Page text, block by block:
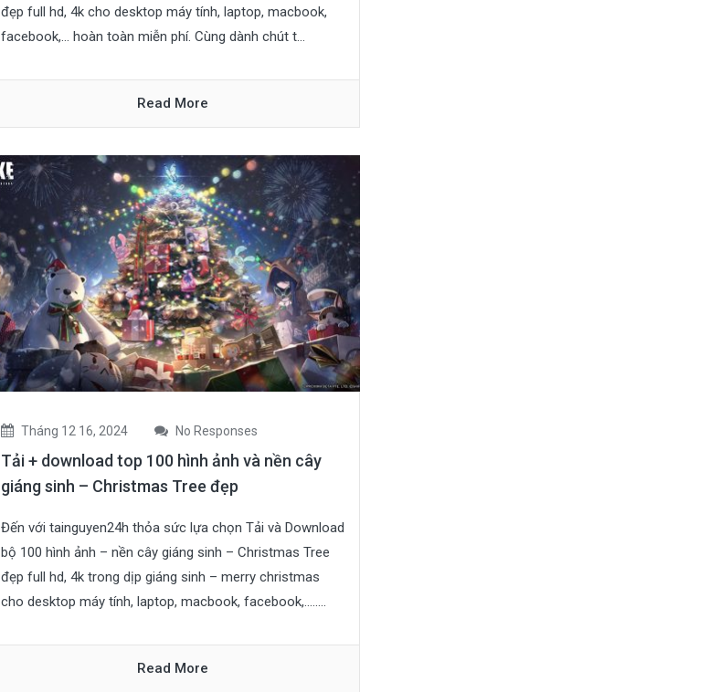
đẹp full hd, 4k cho desktop máy tính, laptop, macbook,
facebook,… hoàn toàn miễn phí. Cùng dành chút t...
Read More
Tháng 12 16, 2024 No Responses
Tải + download top 100 hình ảnh và nền cây
giáng sinh – Christmas Tree đẹp
Đến với tainguyen24h thỏa sức lựa chọn Tải và Download
bộ 100 hình ảnh – nền cây giáng sinh – Christmas Tree
đẹp full hd, 4k trong dịp giáng sinh – merry christmas
cho desktop máy tính, laptop, macbook, facebook,….....
Read More